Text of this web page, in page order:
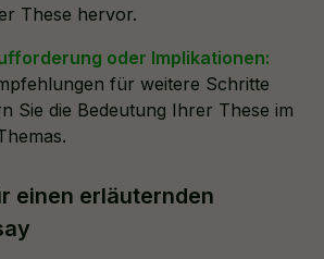
These hervor.
oder Implikationen:
für weitere Schritte
Sie die Bedeutung Ihrer These im
einen erläuternden